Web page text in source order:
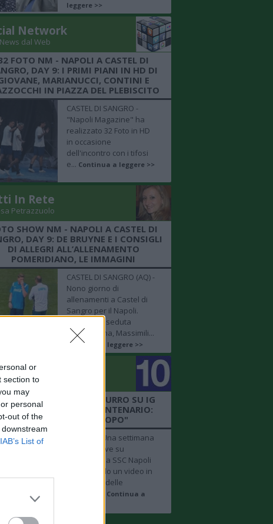
or
section to
may
personal
out of the
IAB’s List of
leggere >>
Network
News dal Web
FOTO NM - NAPOLI A CASTEL DI
DAY 9: I PRIMI PIANI IN HD DI
MARIANUCCI, CONTINI E
IN PIAZZA DEL PLEBISCITO
CASTEL DI SANGRO -
"Napoli Magazine" ha
realizzato 32 Foto in HD
in occasione
dell'incontro con i tifosi
e... Continua a leggere >>
In Rete
Petrazzuolo
SHOW NM - NAPOLI A CASTEL DI
DAY 9: DE BRUYNE E I CONSIGLI
DI ALLEGRI ALL’ALLENAMENTO
POMERIDIANO, LE IMMAGINI
CASTEL DI SANGRO (AQ) -
Nono giorno di
allenamenti a Castel di
Sangro per il Napoli.
Durante la seduta
pomeridiana, Massimili...
Continua a leggere >>
10
SSCN - IL CLUB AZZURRO SU IG
LA FESTA DEL CENTENARIO:
"UNA SETTIMANA DOPO"
NAPOLI - "Una settimana
dopo", scrive su
Instagram la SSC Napoli
pubblicando un video in
time lapse delle
Continua a